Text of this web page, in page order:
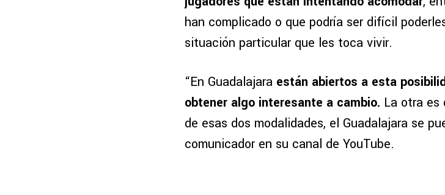
han complicado o que podría ser difícil
situación particular que les toca vivir.
“En Guadalajara están abiertos a esta
obtener algo interesante a cambio. La otra es
de esas dos modalidades, el Guadalajara se
comunicador en su canal de YouTube.